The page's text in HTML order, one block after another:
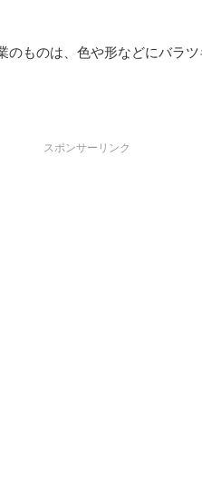
ものは、色や形などにバラツ
スポンサーリンク